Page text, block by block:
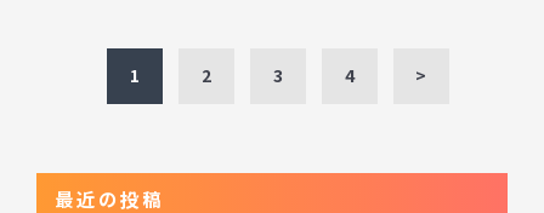
1 2 3 4 >
最近の投稿